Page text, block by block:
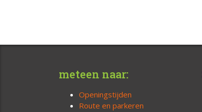
meteen naar:
Openingstijden
Route en parkeren